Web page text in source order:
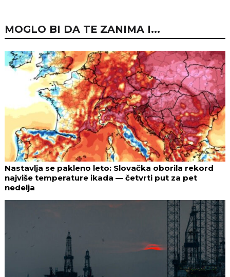
MOGLO BI DA TE ZANIMA I...
Nastavlja se pakleno leto: Slovačka oborila rekord
najviše temperature ikada — četvrti put za pet
nedelja